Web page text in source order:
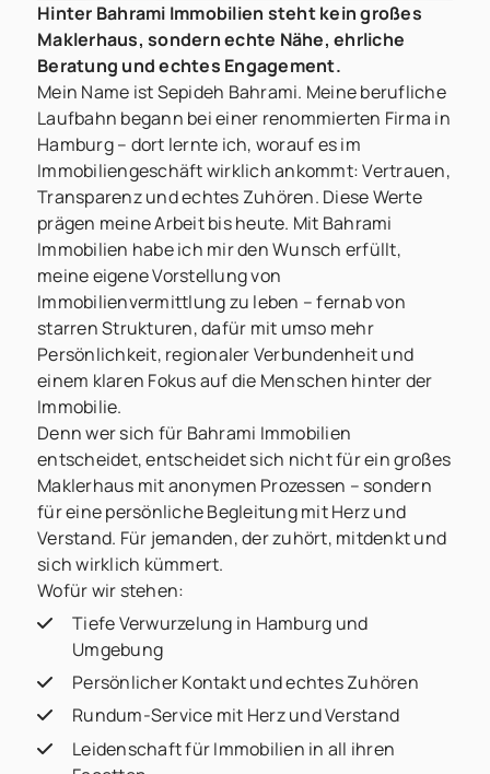
Hinter Bahrami Immobilien steht kein großes
Maklerhaus, sondern echte Nähe, ehrliche
Beratung und echtes Engagement.
Mein Name ist Sepideh Bahrami. Meine berufliche
Laufbahn begann bei einer renommierten Firma in
Hamburg – dort lernte ich, worauf es im
Immobiliengeschäft wirklich ankommt: Vertrauen,
Transparenz und echtes Zuhören. Diese Werte
prägen meine Arbeit bis heute. Mit Bahrami
Immobilien habe ich mir den Wunsch erfüllt,
meine eigene Vorstellung von
Immobilienvermittlung zu leben – fernab von
starren Strukturen, dafür mit umso mehr
Persönlichkeit, regionaler Verbundenheit und
einem klaren Fokus auf die Menschen hinter der
Immobilie.
Denn wer sich für Bahrami Immobilien
entscheidet, entscheidet sich nicht für ein großes
Maklerhaus mit anonymen Prozessen – sondern
für eine persönliche Begleitung mit Herz und
Verstand. Für jemanden, der zuhört, mitdenkt und
sich wirklich kümmert.
Wofür wir stehen:
Tiefe Verwurzelung in Hamburg und
Umgebung
Persönlicher Kontakt und echtes Zuhören
Rundum-Service mit Herz und Verstand
Leidenschaft für Immobilien in all ihren